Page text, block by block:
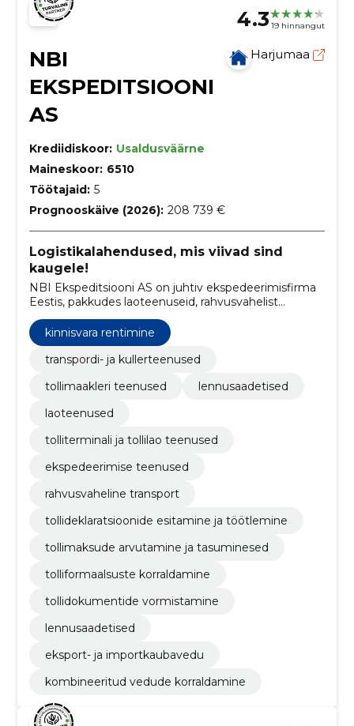
4.3 19 hinnangut
NBI
EKSPEDITSIOONI
AS
Harjumaa
Krediidiskoor: Usaldusväärne
Maineskoor: 6510
Töötajaid: 5
Prognooskäive (2026): 208 739 €
Logistikalahendused, mis viivad sind
kaugele!
NBI Ekspeditsiooni AS on juhtiv ekspedeerimisfirma
Eestis, pakkudes laoteenuseid, rahvusvahelist
transporti, tolliladustamist ning sisetransporti.
kinnisvara rentimine
transpordi- ja kullerteenused
tollimaakleri teenused
lennusaadetised
laoteenused
tolliterminali ja tollilao teenused
ekspedeerimise teenused
rahvusvaheline transport
tollideklaratsioonide esitamine ja töötlemine
tollimaksude arvutamine ja tasuminesed
tolliformaalsuste korraldamine
tollidokumentide vormistamine
lennusaadetised
eksport- ja importkaubavedu
kombineeritud vedude korraldamine